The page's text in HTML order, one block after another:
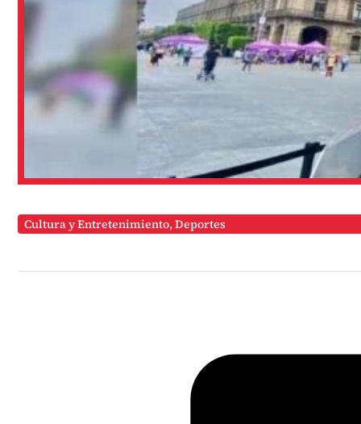
Cultura y Entretenimiento,Deportes